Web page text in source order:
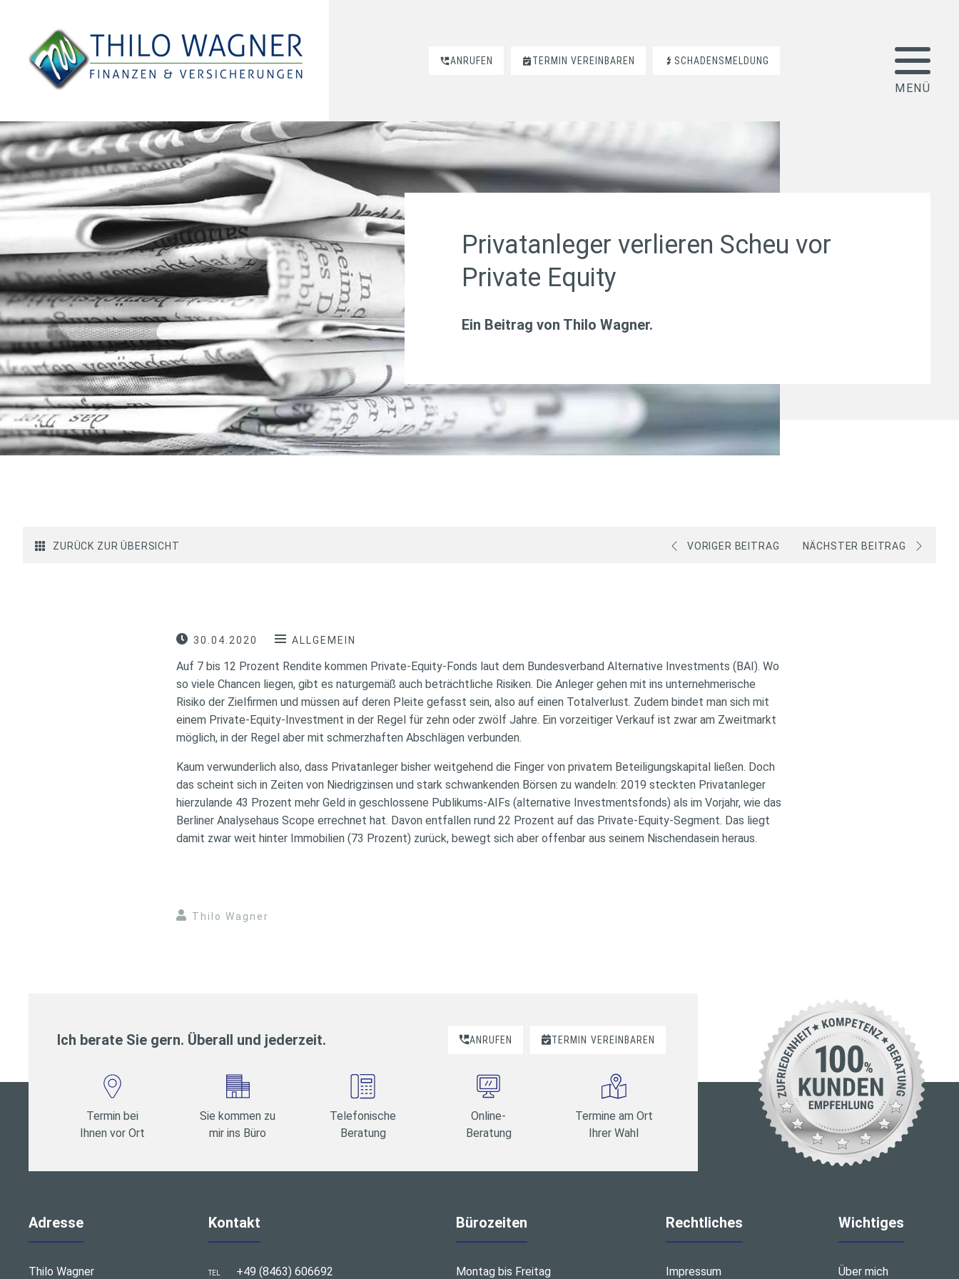
ANRUFEN TERMIN VEREINBAREN SCHADENSMELDUNG
Privatanleger verlieren Scheu vor
Private Equity
Ein Beitrag von Thilo Wagner.
ZURÜCK ZUR ÜBERSICHT VORIGER BEITRAG NÄCHSTER BEITRAG
30.04.2020 ALLGEMEIN
Auf 7 bis 12 Prozent Rendite kommen Private-Equity-Fonds laut dem Bundesverband Alternative Investments (BAI). Wo
so viele Chancen liegen, gibt es naturgemäß auch beträchtliche Risiken. Die Anleger gehen mit ins unternehmerische
Risiko der Zielfirmen und müssen auf deren Pleite gefasst sein, also auf einen Totalverlust. Zudem bindet man sich mit
einem Private-Equity-Investment in der Regel für zehn oder zwölf Jahre. Ein vorzeitiger Verkauf ist zwar am Zweitmarkt
möglich, in der Regel aber mit schmerzhaften Abschlägen verbunden.
Kaum verwunderlich also, dass Privatanleger bisher weitgehend die Finger von privatem Beteiligungskapital ließen. Doch
das scheint sich in Zeiten von Niedrigzinsen und stark schwankenden Börsen zu wandeln: 2019 steckten Privatanleger
hierzulande 43 Prozent mehr Geld in geschlossene Publikums-AIFs (alternative Investmentsfonds) als im Vorjahr, wie das
Berliner Analysehaus Scope errechnet hat. Davon entfallen rund 22 Prozent auf das Private-Equity-Segment. Das liegt
damit zwar weit hinter Immobilien (73 Prozent) zurück, bewegt sich aber offenbar aus seinem Nischendasein heraus.
Thilo Wagner
Ich berate Sie gern. Überall und jederzeit. ANRUFEN TERMIN VEREINBAREN
Termin bei
Ihnen vor Ort
Sie kommen zu
mir ins Büro
Telefonische
Beratung
Online-
Beratung
Termine am Ort
Ihrer Wahl
Adresse
Thilo Wagner
Kontakt
TEL +49 (8463) 606692
Bürozeiten
Montag bis Freitag
Rechtliches
Impressum
Wichtiges
Über mich